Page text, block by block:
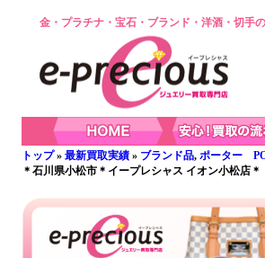
金・プラチナ・宝石・ブランド・洋酒・切手
トップ» 最新買取実績 » ブランド品, ポーター
＊石川県小松市＊イープレシャス イオン小松店＊